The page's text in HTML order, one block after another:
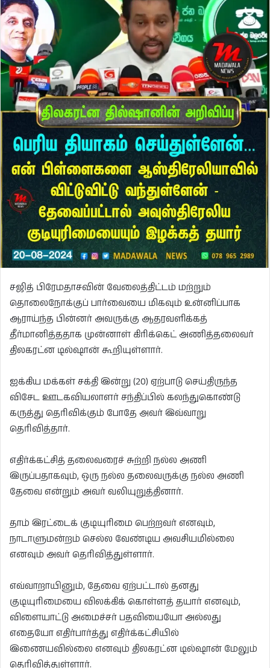
சஜித் பிரேமதாசவின் வேலைத்திட்டம் மற்றும்
தொலைநோக்குப் பார்வையை மிகவும் உன்னிப்பாக
ஆராய்ந்த பின்னர் அவருக்கு ஆதரவளிக்கத்
தீர்மானித்ததாக முன்னாள் கிரிக்கெட் அணித்தலைவர்
திலகரட்ன டில்ஷான் கூறியுள்ளார்.
ஐக்கிய மக்கள் சக்தி இன்று (20) ஏற்பாடு செய்திருந்த
விசேட ஊடகவியலாளர் சந்திப்பில் கலந்துகொண்டு
கருத்து தெரிவிக்கும் போதே அவர் இவ்வாறு
தெரிவித்தார்.
எதிர்க்கட்சித் தலைவரைச் சுற்றி நல்ல அணி
இருப்பதாகவும், ஒரு நல்ல தலைவருக்கு நல்ல அணி
தேவை என்றும் அவர் வலியுறுத்தினார்.
தாம் இரட்டைக் குடியுரிமை பெற்றவர் எனவும்,
நாடாளுமன்றம் செல்ல வேண்டிய அவசியமில்லை
எனவும் அவர் தெரிவித்துள்ளார்.
எவ்வாறாயினும், தேவை ஏற்பட்டால் தனது
குடியுரிமையை விலக்கிக் கொள்ளத் தயார் எனவும்,
விளையாட்டு அமைச்சர் பதவியையோ அல்லது
எதையோ எதிர்பார்த்து எதிர்க்கட்சியில்
இணையவில்லை எனவும் திலகரட்ன டில்ஷான் மேலும்
தெரிவித்துள்ளார்.